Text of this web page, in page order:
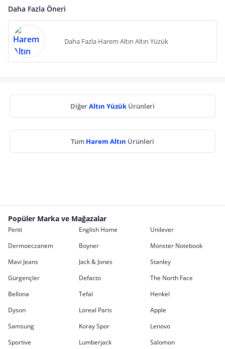
Daha Fazla Öneri
Daha Fazla Harem Altın Altın Yüzük
DiğerAltın Yüzük Ürünleri
Tüm Harem Altın Ürünleri
Popüler Marka ve Mağazalar
Penti English Home
Unilever
Dermoeczanem
Boyner
Monster Notebook
Mavi Jeans
Jack & Jones
Stanley
Gürgençler
Defacto
The North Face
Bellona
Tefal
Henkel
Dyson
Loreal Paris
Apple
Samsung
Koray Spor
Lenovo
Sportive
Lumberjack Salomon